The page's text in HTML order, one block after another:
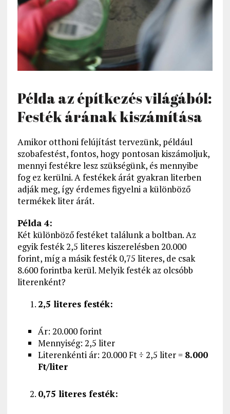
Példa az építkezés világából:
Festék árának kiszámítása
Amikor otthoni felújítást tervezünk, például
szobafestést, fontos, hogy pontosan kiszámoljuk,
mennyi festékre lesz szükségünk, és mennyibe
fog ez kerülni. A festékek árát gyakran literben
adják meg, így érdemes figyelni a különböző
termékek liter árát.
Példa 4:
Két különböző festéket találunk a boltban. Az
egyik festék 2,5 literes kiszerelésben 20.000
forint, míg a másik festék 0,75 literes, de csak
8.600 forintba kerül. Melyik festék az olcsóbb
literenként?
2,5 literes festék:
Ár: 20.000 forint
Mennyiség: 2,5 liter
Literenkénti ár: 20.000 Ft ÷ 2,5 liter = 8.000
Ft/liter
0,75 literes festék: